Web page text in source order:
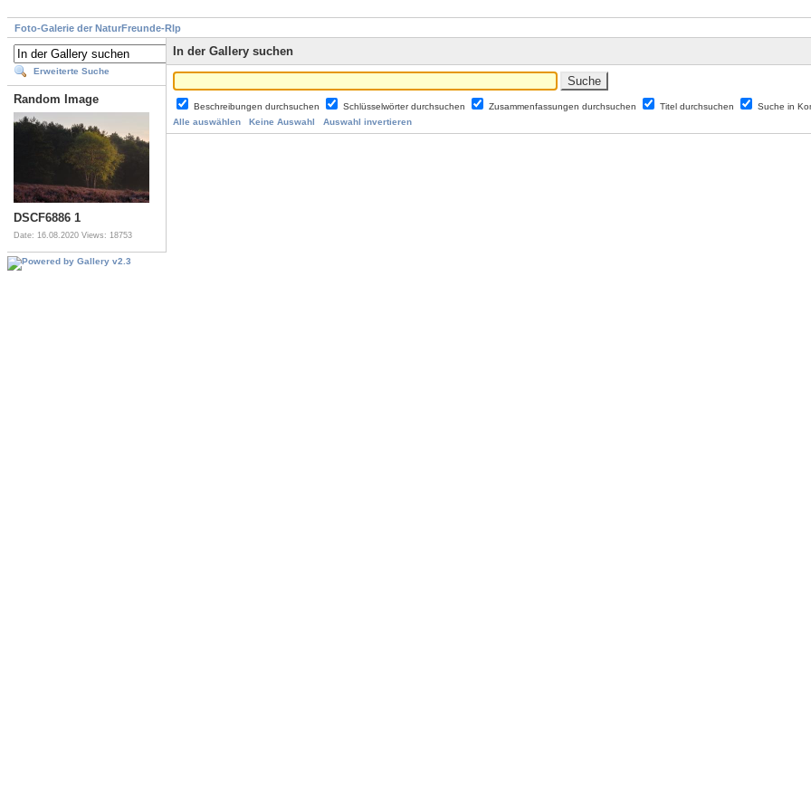
Foto-Galerie der NaturFreunde-Rlp
Erweiterte Suche
Random Image
DSCF6886 1
Date: 16.08.2020 Views: 18753
In der Gallery suchen
Beschreibungen durchsuchen Schlüsselwörter durchsuchen Zusammenfassungen durchsuchen Titel durchsuchen
Suche in
Alle auswählen
Keine Auswahl Auswahl invertieren